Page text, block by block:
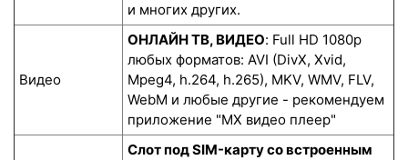
и многих других.
Видео
ОНЛАЙН ТВ, ВИДЕО: Full HD 1080p
любых форматов: AVI (DivX, Xvid,
Mpeg4, h.264, h.265), MKV, WMV, FLV,
WebM и любые другие - рекомендуем
приложение "MX видео плеер"
Слот под SIM-карту со встроенным